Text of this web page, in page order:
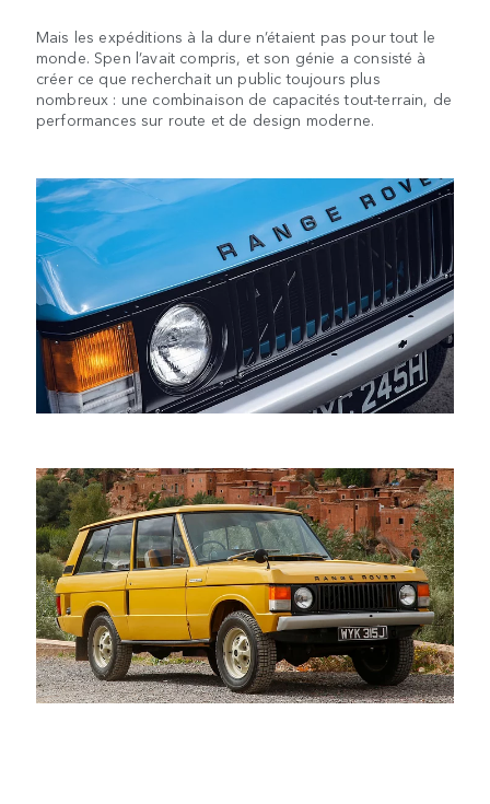
Mais les expéditions à la dure n’étaient pas pour tout le
monde. Spen l’avait compris, et son génie a consisté à
créer ce que recherchait un public toujours plus
nombreux : une combinaison de capacités tout-terrain, de
performances sur route et de design moderne.